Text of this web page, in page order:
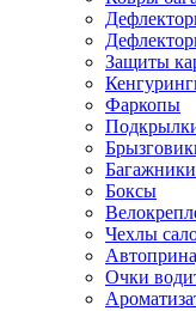
Защиты
Фаркопы
Боксы
Чехлы
Очки